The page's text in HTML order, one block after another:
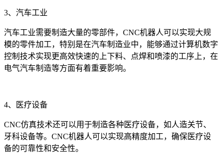
3、汽车工业
汽车工业需要制造大量的零部件，CNC机器人可以实现大规
模的零件加工，特别是在汽车制造业中，能够通过计算机数字
控制技术实现更高效快速的上下料、点焊和喷漆的工序上，在
电气汽车制造等方面有着重要影响。
4、医疗设备
CNC仿真技术还可以用于制造各种医疗设备，如人造关节、
牙科设备等。CNC机器人可以实现高精度加工，确保医疗设
备的可靠性和安全性。